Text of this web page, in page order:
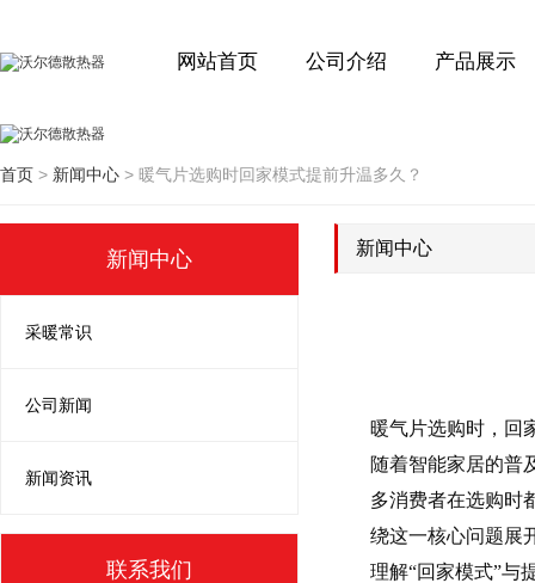
网站首页 公司介绍 产品展示
首页 > 新闻中心 > 暖气片选购时回家模式提前升温多久？
新闻中心
采暖常识
公司新闻
新闻资讯
联系我们
新闻中心
暖气片选购时，回
随着智能家居的普
多消费者在选购时
绕这一核心问题展
理解“回家模式”与